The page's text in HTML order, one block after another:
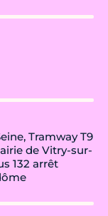
Tramway T9
de Vitry-sur-
132 arrêt